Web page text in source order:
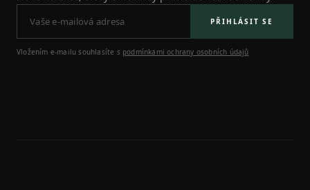
PŘIHLÁSIT SE
Vložením e-mailu souhlasíte s podmínkami ochrany osobních údajů